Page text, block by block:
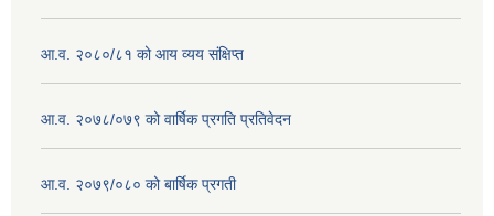
आ.व. २०८०/८१ को आय व्यय संक्षिप्त
आ.व. २०७८/०७९ को वार्षिक प्रगति प्रतिवेदन
आ.व. २०७९/०८० को बार्षिक प्रगती